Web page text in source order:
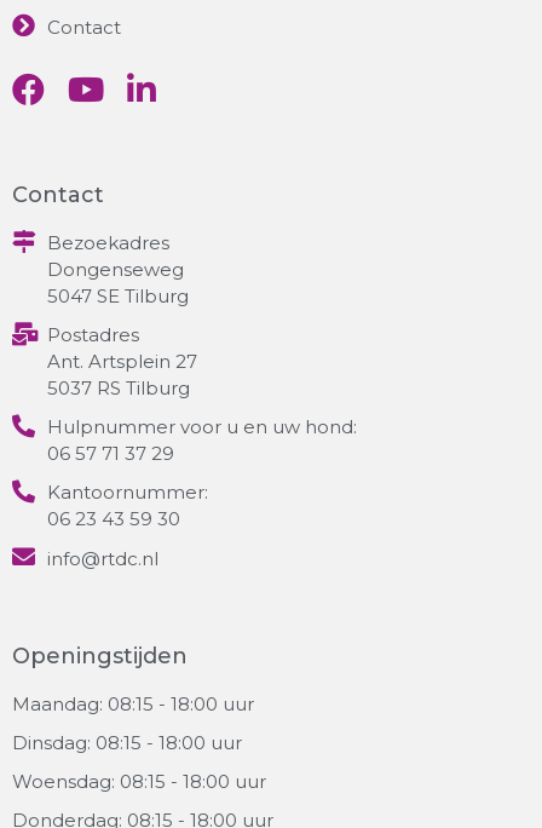
Contact
Contact
Bezoekadres
Dongenseweg
5047 SE Tilburg
Postadres
Ant. Artsplein 27
5037 RS Tilburg
Hulpnummer voor u en uw hond:
06 57 71 37 29
Kantoornummer:
06 23 43 59 30
info@rtdc.nl
Openingstijden
Maandag: 08:15 - 18:00 uur
Dinsdag: 08:15 - 18:00 uur
Woensdag: 08:15 - 18:00 uur
Donderdag: 08:15 - 18:00 uur